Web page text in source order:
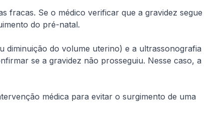
fracas. Se o médico verificar que a gravidez segue
do pré-natal.
diminuição do volume uterino) e a ultrassonografia
se a gravidez não prosseguiu. Nesse caso, a
médica para evitar o surgimento de uma